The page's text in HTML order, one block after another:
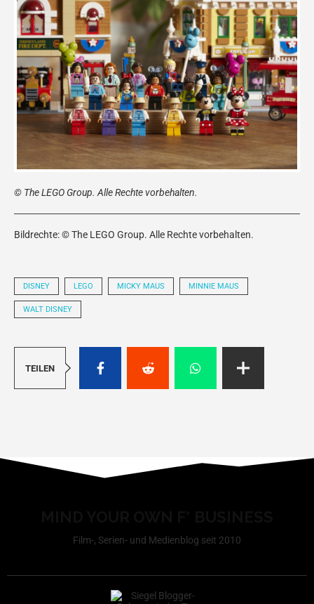
© The LEGO Group. Alle Rechte vorbehalten.
Bildrechte: © The LEGO Group. Alle Rechte vorbehalten.
DISNEY LEGO MICKY MAUS MINNIE MAUS
WALT DISNEY
TEILEN
Film-, Serien- und Medienblog seit 2010